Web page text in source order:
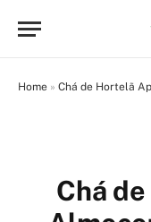
Home » Chá de Hortelã
Chá